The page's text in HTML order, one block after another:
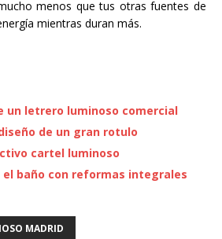
menos que tus otras fuentes de
mientras duran más.
un letrero luminoso comercial
de un gran rotulo
cartel luminoso
el baño con reformas integrales
MADRID